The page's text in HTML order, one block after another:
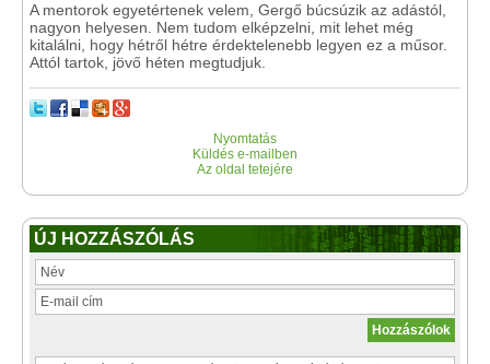
A mentorok egyetértenek velem, Gergő búcsúzik az adástól,
nagyon helyesen. Nem tudom elképzelni, mit lehet még
kitalálni, hogy hétről hétre érdektelenebb legyen ez a műsor.
Attól tartok, jövő héten megtudjuk.
Nyomtatás
Küldés e-mailben
Az oldal tetejére
ÚJ HOZZÁSZÓLÁS